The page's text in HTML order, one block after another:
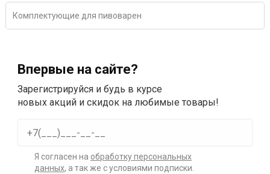
Комплектующие для пивоварен
Впервые на сайте?
Зарегистрируйся и будь в курсе
новых акций и скидок на любимые товары!
Я согласен на обработку персональных
данных, а так же с условиями подписки.